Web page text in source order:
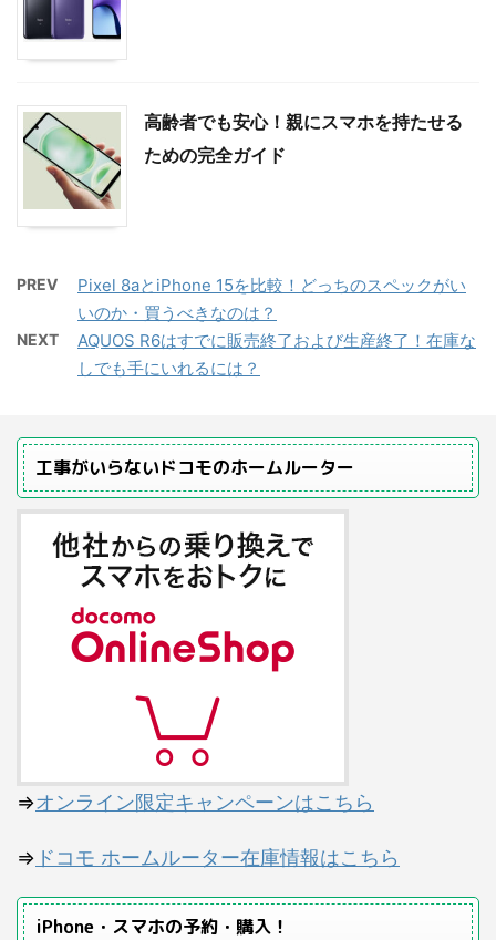
高齢者でも安心！親にスマホを持たせる
ための完全ガイド
PREV
Pixel 8aとiPhone 15を比較！どっちのスペックがい
いのか・買うべきなのは？
NEXT
AQUOS R6はすでに販売終了および生産終了！在庫な
しでも手にいれるには？
工事がいらないドコモのホームルーター
⇒オンライン限定キャンペーンはこちら
⇒ ドコモ ホームルーター在庫情報はこちら
iPhone・スマホの予約・購入！